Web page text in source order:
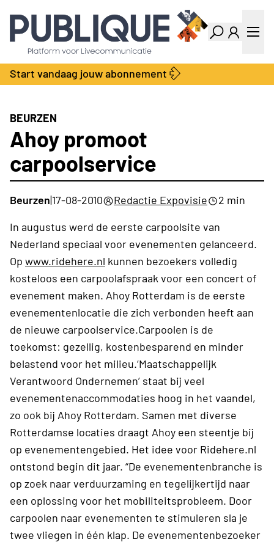
Industry Dashboard
Vacatures
Kalender
Producten
Bedrijvengids
Locatie Finder
Contact
Adverteren
Abonnementen
Start vandaag jouw abonnement
BEURZEN
Ahoy promoot
carpoolservice
Beurzen|17-08-2010 Redactie Expovisie
2 min
In augustus werd de eerste carpoolsite van
Nederland speciaal voor evenementen gelanceerd.
Op www.ridehere.nl kunnen bezoekers volledig
kosteloos een carpoolafspraak voor een concert of
evenement maken. Ahoy Rotterdam is de eerste
evenementenlocatie die zich verbonden heeft aan
de nieuwe carpoolservice.Carpoolen is de
toekomst: gezellig, kostenbesparend en minder
belastend voor het milieu.‘Maatschappelijk
Verantwoord Ondernemen’ staat bij veel
evenementenaccommodaties hoog in het vaandel,
zo ook bij Ahoy Rotterdam. Samen met diverse
Rotterdamse locaties draagt Ahoy een steentje bij
op evenementengebied. Het idee voor Ridehere.nl
ontstond begin dit jaar. “De evenementenbranche is
op zoek naar verduurzaming en tegelijkertijd naar
een oplossing voor het mobiliteitsprobleem. Door
carpoolen naar evenementen te stimuleren sla je
twee vliegen in één klap. De evenementenbezoeker